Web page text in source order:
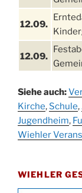
12.09.
12.09.
13.09.
19.09.
Siehe auch:
Kirche, Schule,
Jugendheim,
Wiehler
WIEHLER